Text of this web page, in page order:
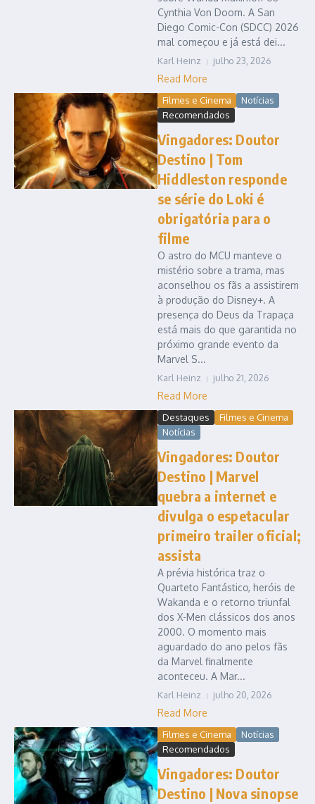
Cynthia Von Doom. A San
Diego Comic-Con (SDCC) 2026
mal começou e já está dei...
Karl Heinz julho 23, 2026
Read More
Filmes e Cinema
Notícias
Recomendados
Vingadores: Doutor
Destino | Tom
Hiddleston responde
se série do Loki é
obrigatória para o
filme
O astro do MCU manteve o
mistério sobre a trama, mas
aconselhou os fãs a assistirem
à produção do Disney+. A
presença do Deus da Trapaça
está mais do que garantida no
próximo grande evento da
Marvel S...
Karl Heinz julho 21, 2026
Read More
Destaques
Filmes e Cinema
Notícias
Vingadores: Doutor
Destino | Marvel
quebra a internet e
divulga o espetacular
primeiro trailer oficial;
assista
A prévia histórica traz o
Quarteto Fantástico, heróis de
Wakanda e o retorno triunfal
dos X-Men clássicos dos anos
2000. O momento mais
aguardado do ano pelos fãs
da Marvel finalmente
aconteceu. A Mar...
Karl Heinz julho 20, 2026
Read More
Filmes e Cinema
Notícias
Recomendados
Vingadores: Doutor
Destino | Nova sinopse